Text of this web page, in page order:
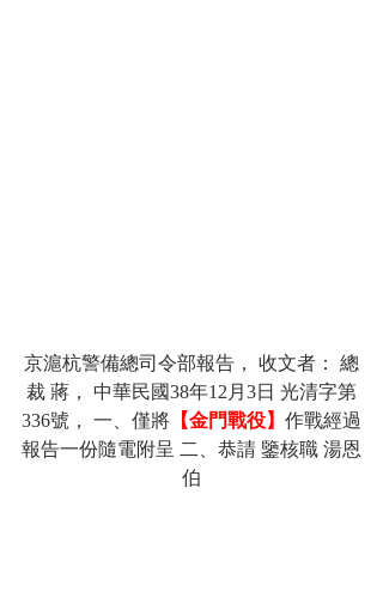
京滬杭警備總司令部報告， 收文者： 總
裁 蔣， 中華民國38年12月3日 光清字第
336號， 一、僅將 【金門戰役】 作戰經過
報告一份隨電附呈 二、恭請 鑒核職 湯恩
伯